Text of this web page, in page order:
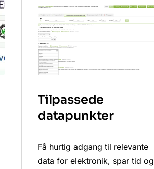
Tilpassede
datapunkter
Få hurtig adgang til relevante
data for elektronik, spar tid og